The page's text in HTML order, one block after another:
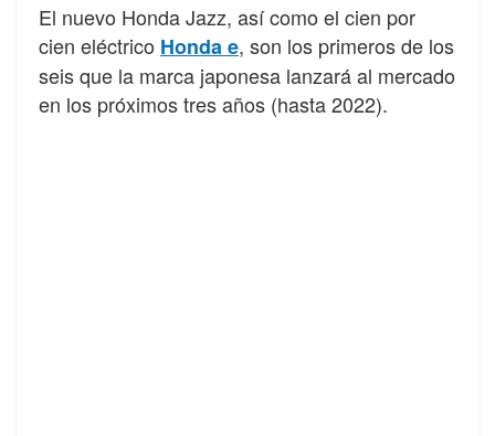
El nuevo Honda Jazz, así como el cien por
cien eléctrico Honda e, son los primeros de los
seis que la marca japonesa lanzará al mercado
en los próximos tres años (hasta 2022).